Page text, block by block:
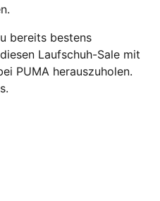
bereits bestens
Laufschuh-Sale mit
PUMA herauszuholen.